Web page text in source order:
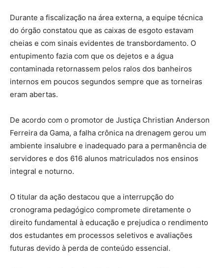
Durante a fiscalização na área externa, a equipe técnica
do órgão constatou que as caixas de esgoto estavam
cheias e com sinais evidentes de transbordamento. O
entupimento fazia com que os dejetos e a água
contaminada retornassem pelos ralos dos banheiros
internos em poucos segundos sempre que as torneiras
eram abertas.
De acordo com o promotor de Justiça Christian Anderson
Ferreira da Gama, a falha crônica na drenagem gerou um
ambiente insalubre e inadequado para a permanência de
servidores e dos 616 alunos matriculados nos ensinos
integral e noturno.
O titular da ação destacou que a interrupção do
cronograma pedagógico compromete diretamente o
direito fundamental à educação e prejudica o rendimento
dos estudantes em processos seletivos e avaliações
futuras devido à perda de conteúdo essencial.